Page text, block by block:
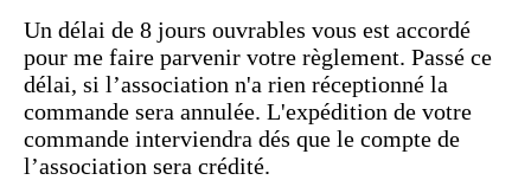
Un délai de 8 jours ouvrables vous est accordé
pour me faire parvenir votre règlement. Passé ce
délai, si l’association n'a rien réceptionné la
commande sera annulée. L'expédition de votre
commande interviendra dés que le compte de
l’association sera crédité.